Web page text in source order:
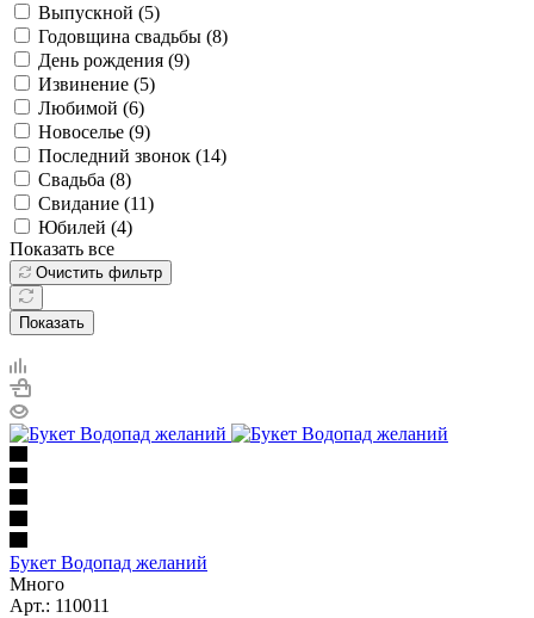
Выпускной (5)
Годовщина свадьбы (8)
День рождения (9)
Извинение (5)
Любимой (6)
Новоселье (9)
Последний звонок (14)
Свадьба (8)
Свидание (11)
Юбилей (4)
Показать все
Очистить фильтр
Показать
Букет Водопад желаний
Много
Арт.: 110011